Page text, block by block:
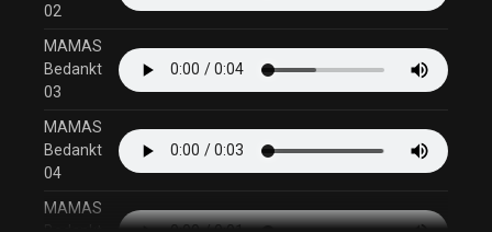
02
MAMAS
Bedankt
03
MAMAS
Bedankt
04
MAMAS